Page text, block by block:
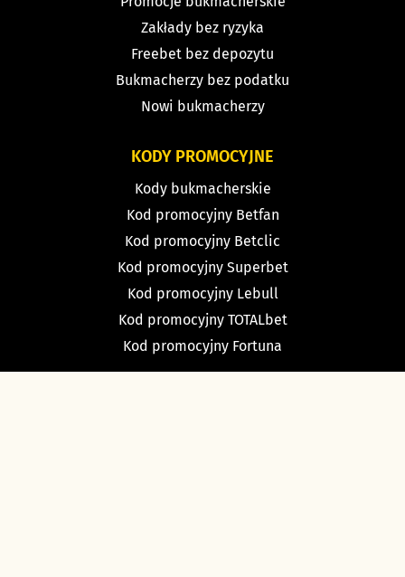
Zakłady bez ryzyka
Freebet bez depozytu
Bukmacherzy bez podatku
Nowi bukmacherzy
KODY PROMOCYJNE
Kody bukmacherskie
Kod promocyjny Betfan
Kod promocyjny Betclic
Kod promocyjny Superbet
Kod promocyjny Lebull
Kod promocyjny TOTALbet
Kod promocyjny Fortuna